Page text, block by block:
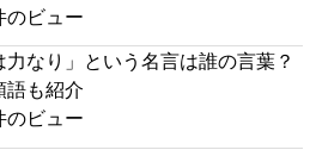
のビュー
力なり」という名言は誰の言葉？
語も紹介
のビュー